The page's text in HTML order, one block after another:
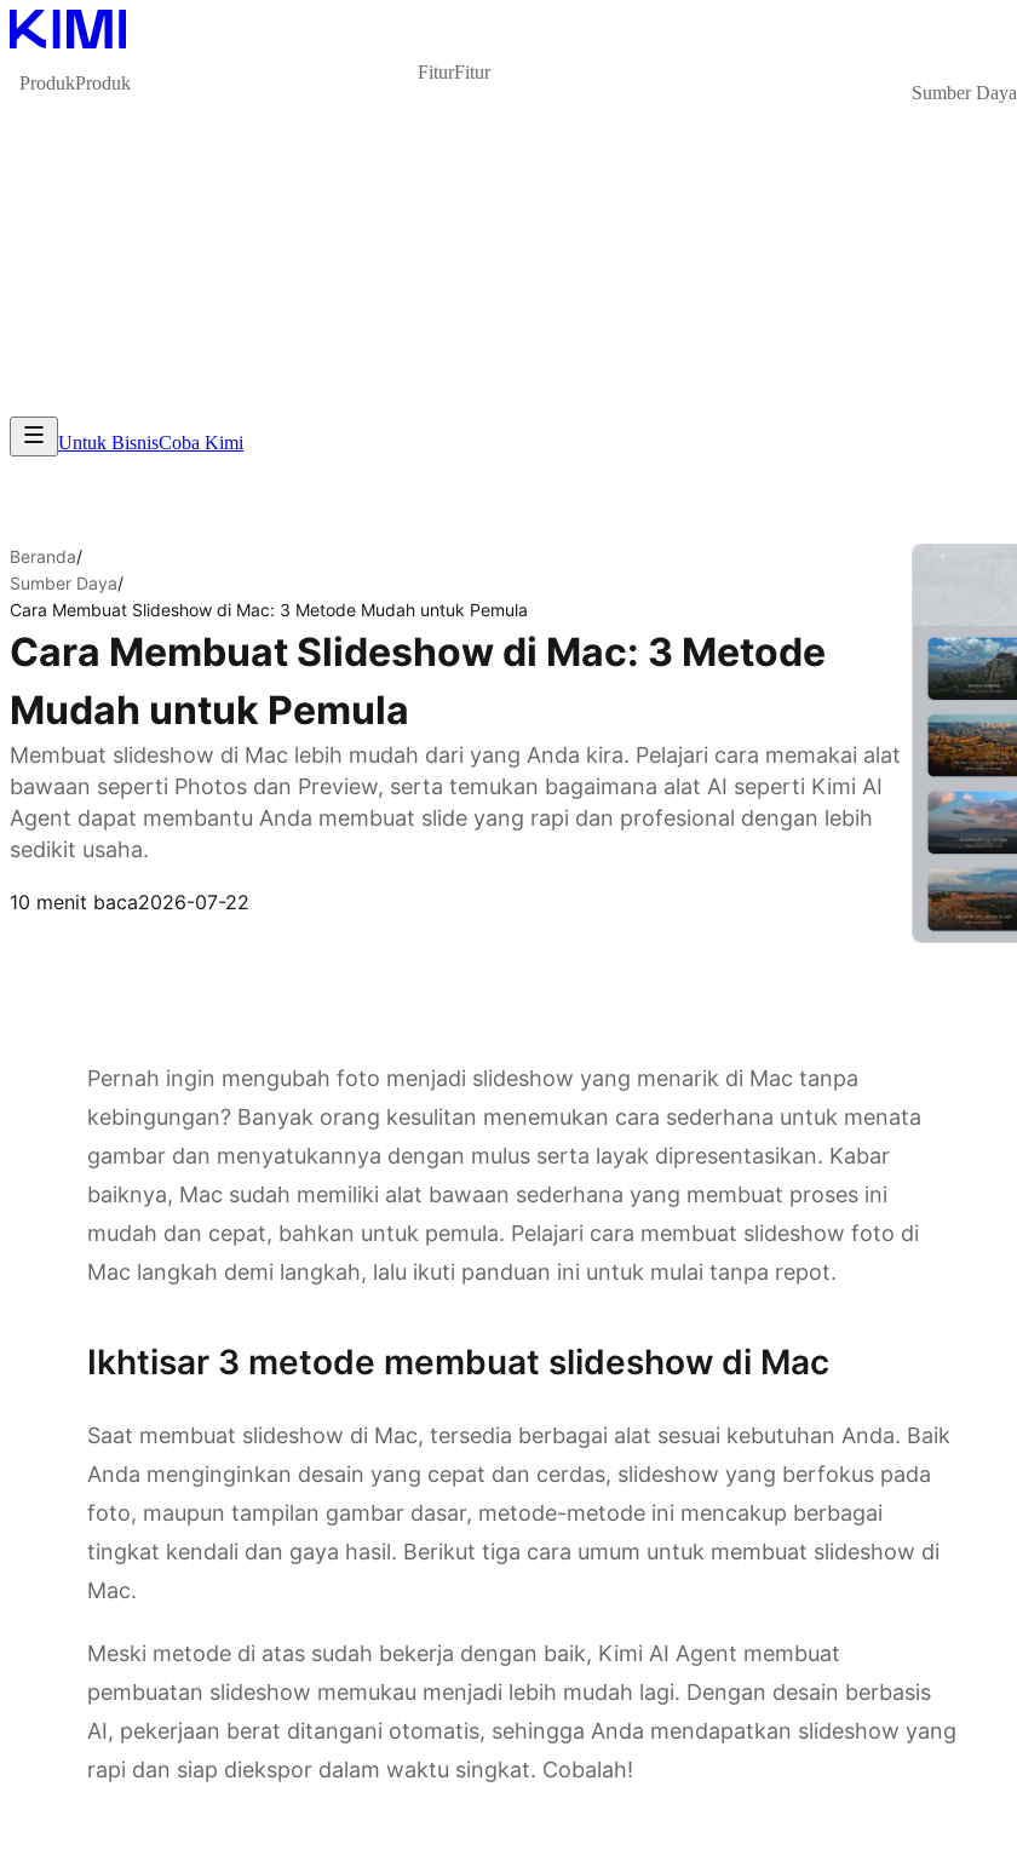
ProdukProduk
FiturFitur
Sumber Daya
Untuk BisnisCoba Kimi
Beranda/
Sumber Daya/
Cara Membuat Slideshow di Mac: 3 Metode Mudah untuk Pemula
Cara Membuat Slideshow di Mac: 3 Metode
Mudah untuk Pemula
Membuat slideshow di Mac lebih mudah dari yang Anda kira. Pelajari cara memakai alat
bawaan seperti Photos dan Preview, serta temukan bagaimana alat AI seperti Kimi AI
Agent dapat membantu Anda membuat slide yang rapi dan profesional dengan lebih
sedikit usaha.
10 menit baca2026-07-22
Pernah ingin mengubah foto menjadi slideshow yang menarik di Mac tanpa
kebingungan? Banyak orang kesulitan menemukan cara sederhana untuk menata
gambar dan menyatukannya dengan mulus serta layak dipresentasikan. Kabar
baiknya, Mac sudah memiliki alat bawaan sederhana yang membuat proses ini
mudah dan cepat, bahkan untuk pemula. Pelajari cara membuat slideshow foto di
Mac langkah demi langkah, lalu ikuti panduan ini untuk mulai tanpa repot.
Ikhtisar 3 metode membuat slideshow di Mac
Saat membuat slideshow di Mac, tersedia berbagai alat sesuai kebutuhan Anda. Baik
Anda menginginkan desain yang cepat dan cerdas, slideshow yang berfokus pada
foto, maupun tampilan gambar dasar, metode-metode ini mencakup berbagai
tingkat kendali dan gaya hasil. Berikut tiga cara umum untuk membuat slideshow di
Mac.
Meski metode di atas sudah bekerja dengan baik, Kimi AI Agent membuat
pembuatan slideshow memukau menjadi lebih mudah lagi. Dengan desain berbasis
AI, pekerjaan berat ditangani otomatis, sehingga Anda mendapatkan slideshow yang
rapi dan siap diekspor dalam waktu singkat. Cobalah!